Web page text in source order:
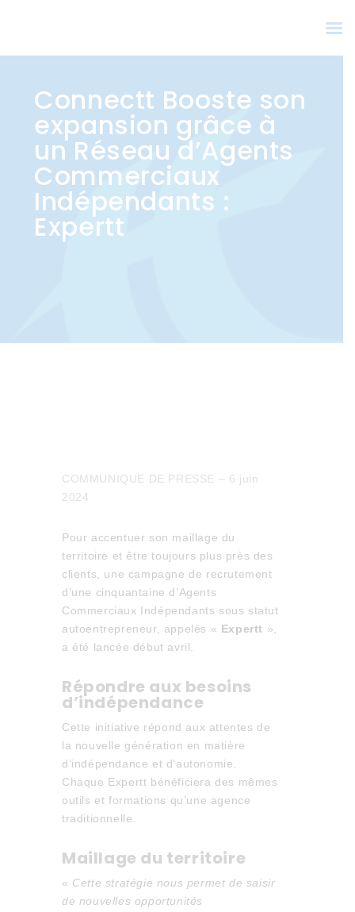
Connectt Booste son
expansion grâce à
un Réseau d’Agents
Commerciaux
Indépendants :
Expertt
COMMUNIQUE DE PRESSE – 6 juin
2024
Pour accentuer son maillage du
territoire et être toujours plus près des
clients, une campagne de recrutement
d’une cinquantaine d’Agents
Commerciaux Indépendants sous statut
autoentrepreneur, appelés « Expertt »,
a été lancée début avril.
Répondre aux besoins
d’indépendance
Cette initiative répond aux attentes de
la nouvelle génération en matière
d’indépendance et d’autonomie.
Chaque Expertt bénéficiera des mêmes
outils et formations qu’une agence
traditionnelle.
Maillage du territoire
« Cette stratégie nous permet de saisir
de nouvelles opportunités